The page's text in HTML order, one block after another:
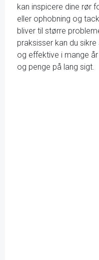
kan inspicere dine rør
eller ophobning og
bliver til større
praksisser kan du
og effektive i mange
og penge på lang sigt.